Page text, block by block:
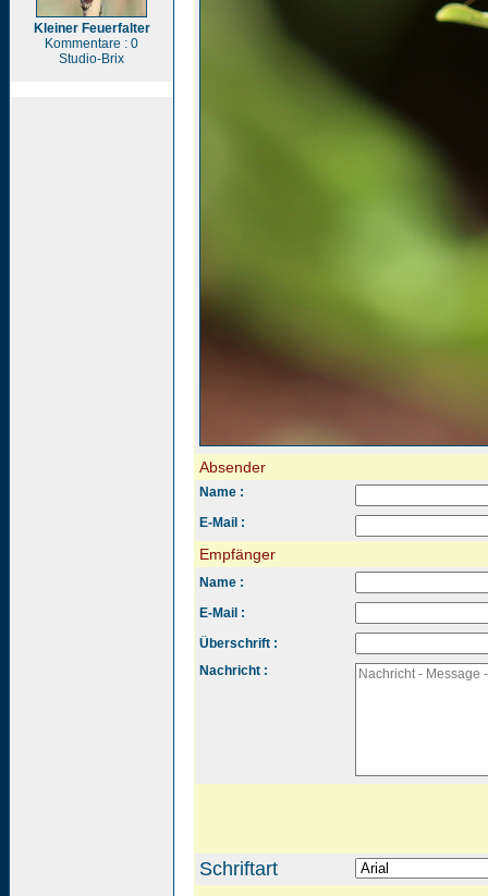
Kleiner Feuerfalter
Kommentare : 0
Studio-Brix
Absender
Name :
E-Mail :
Empfänger
Name :
E-Mail :
Überschrift :
Nachricht :
Schriftart